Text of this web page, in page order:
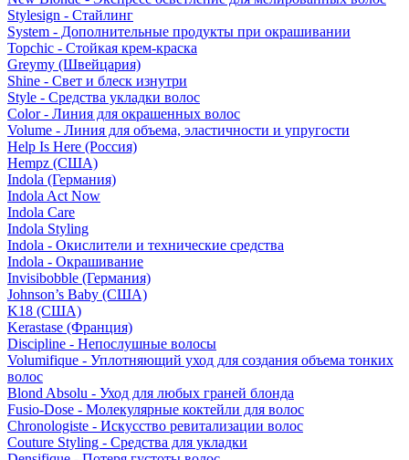
Stylesign - Стайлинг
System - Дополнительные продукты при окрашивании
Topchic - Стойкая крем-краска
Greymy (Швейцария)
Shine - Свет и блеск изнутри
Style - Средства укладки волос
Color - Линия для окрашенных волос
Volume - Линия для объема, эластичности и упругости
Help Is Here (Россия)
Hempz (США)
Indola (Германия)
Indola Act Now
Indola Care
Indola Styling
Indola - Окислители и технические средства
Indola - Окрашивание
Invisibobble (Германия)
Johnson’s Baby (США)
K18 (США)
Kerastase (Франция)
Discipline - Непослушные волосы
Volumifique - Уплотняющий уход для создания объема тонких
волос
Blond Absolu - Уход для любых граней блонда
Fusio-Dose - Молекулярные коктейли для волос
Chronologiste - Искусство ревитализации волос
Couture Styling - Средства для укладки